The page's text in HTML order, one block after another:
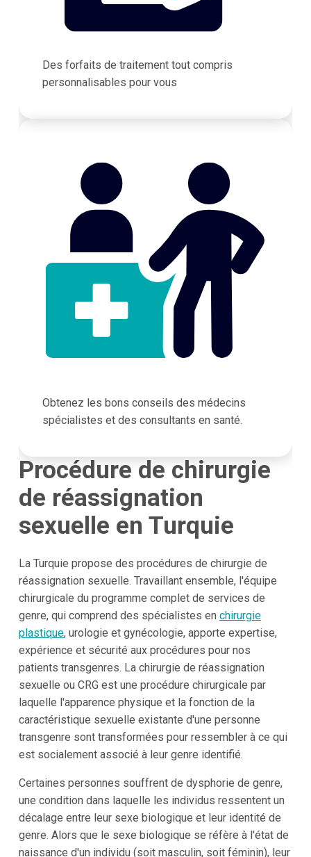
Des forfaits de traitement tout compris
personnalisables pour vous
Obtenez les bons conseils des médecins
spécialistes et des consultants en santé.
Procédure de chirurgie
de réassignation
sexuelle en Turquie
La Turquie propose des procédures de chirurgie de
réassignation sexuelle. Travaillant ensemble, l'équipe
chirurgicale du programme complet de services de
genre, qui comprend des spécialistes en chirurgie
plastique, urologie et gynécologie, apporte expertise,
expérience et sécurité aux procédures pour nos
patients transgenres. La chirurgie de réassignation
sexuelle ou CRG est une procédure chirurgicale par
laquelle l'apparence physique et la fonction de la
caractéristique sexuelle existante d'une personne
transgenre sont transformées pour ressembler à ce qui
est socialement associé à leur genre identifié.
Certaines personnes souffrent de dysphorie de genre,
une condition dans laquelle les individus ressentent un
décalage entre leur sexe biologique et leur identité de
genre. Alors que le sexe biologique se réfère à l'état de
naissance d'un individu (soit masculin, soit féminin), leur